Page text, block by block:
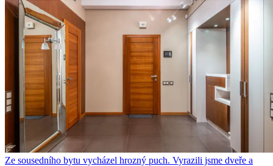
Ze sousedního bytu vycházel hrozný puch. Vyrazili jsme dveře a